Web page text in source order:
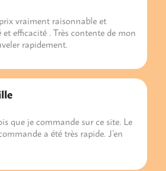
vraiment raisonnable et
et efficacité . Très contente de mon
rapidement.
que je commande sur ce site. Le
a été très rapide. J’en